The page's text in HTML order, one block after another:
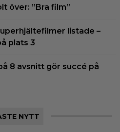
över: ”Bra film”
listade –
plats 3
8 avsnitt gör succé på
NYTT